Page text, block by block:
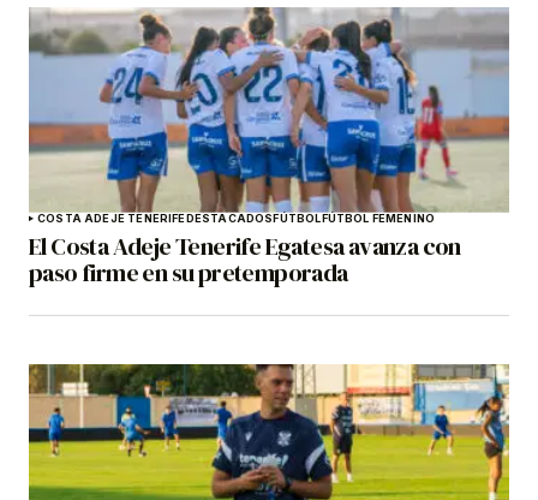
COSTA ADEJE TENERIFEDESTACADOSFÚTBOLFÚTBOL FEMENINO
El Costa Adeje Tenerife Egatesa avanza con
paso firme en su pretemporada